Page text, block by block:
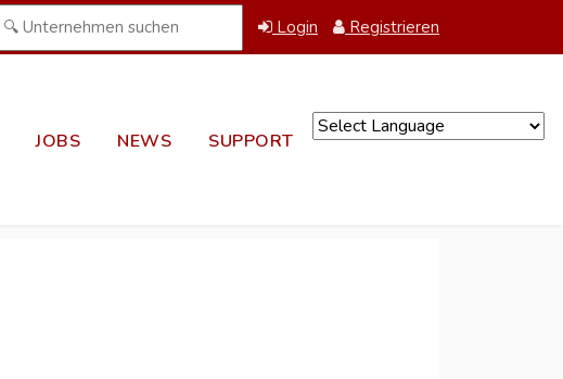
Login Registrieren
JOBS NEWS SUPPORT